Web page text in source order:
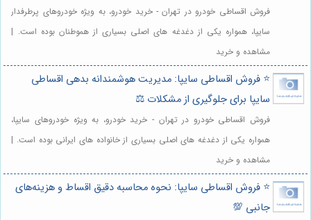
فروش اقساطی خودرو در تهران - خرید خودرو، به ویژه خودروهای پرطرفدار
سایپا، همواره یکی از دغدغه های اصلی بسیاری از هموطنان بوده است. |
مشاهده و خرید
⭐️ فروش اقساطی سایپا: مدیریت هوشمندانه بدهی اقساطی
سایپا برای جلوگیری از مشکلات ⚖️
فروش اقساطی خودرو در تهران - خرید خودرو، به ویژه خودروهای سایپا،
همواره یکی از دغدغه های اصلی بسیاری از خانواده های ایرانی بوده است. |
مشاهده و خرید
⭐️ فروش اقساطی سایپا: نحوه محاسبه دقیق اقساط و هزینه‌های
جانبی 💯